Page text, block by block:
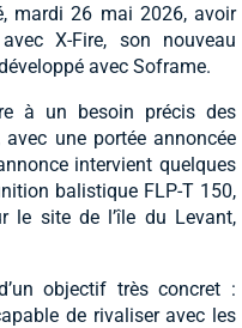
mardi 26 mai 2026, avoir
X-Fire, son nouveau
avec Soframe.
à un besoin précis des
une portée annoncée
intervient quelques
balistique FLP-T 150,
le site de l’île du Levant,
objectif très concret :
de rivaliser avec les